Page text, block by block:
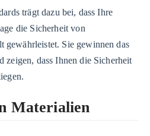
trägt dazu bei, dass Ihre
die Sicherheit von
gewährleistet. Sie gewinnen das
zeigen, dass Ihnen die Sicherheit
Materialien